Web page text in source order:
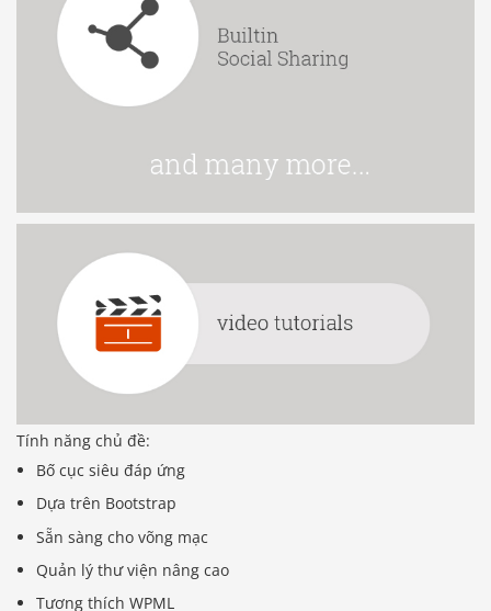
Tính năng chủ đề:
Bố cục siêu đáp ứng
Dựa trên Bootstrap
Sẵn sàng cho võng mạc
Quản lý thư viện nâng cao
Tương thích WPML